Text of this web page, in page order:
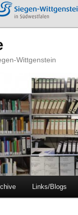
Wittgenstein
Links/Blogs